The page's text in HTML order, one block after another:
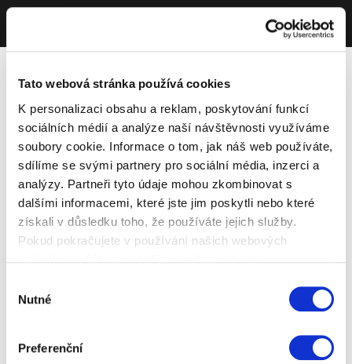
Tato webová stránka používá cookies
K personalizaci obsahu a reklam, poskytování funkcí
sociálních médií a analýze naší návštěvnosti využíváme
soubory cookie. Informace o tom, jak náš web používáte,
sdílíme se svými partnery pro sociální média, inzerci a
analýzy. Partneři tyto údaje mohou zkombinovat s
dalšími informacemi, které jste jim poskytli nebo které
získali v důsledku toho, že používáte jejich služby.
Pokud pokračujete v používání našich webových
souhlasu
Nutné
Preferenční